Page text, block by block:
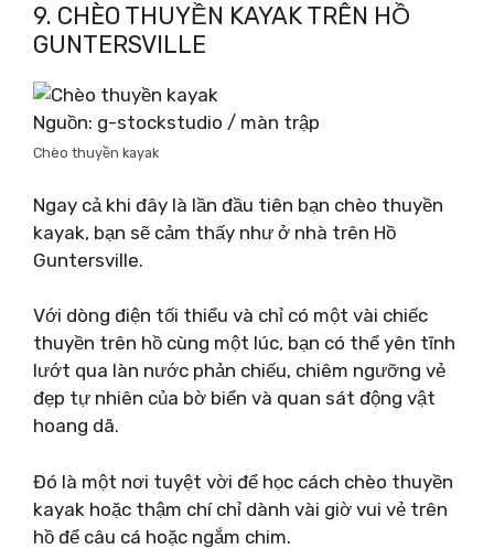
9. CHÈO THUYỀN KAYAK TRÊN HỒ
GUNTERSVILLE
Nguồn: g-stockstudio / màn trập
Chèo thuyền kayak
Ngay cả khi đây là lần đầu tiên bạn chèo thuyền
kayak, bạn sẽ cảm thấy như ở nhà trên Hồ
Guntersville.
Với dòng điện tối thiểu và chỉ có một vài chiếc
thuyền trên hồ cùng một lúc, bạn có thể yên tĩnh
lướt qua làn nước phản chiếu, chiêm ngưỡng vẻ
đẹp tự nhiên của bờ biển và quan sát động vật
hoang dã.
Đó là một nơi tuyệt vời để học cách chèo thuyền
kayak hoặc thậm chí chỉ dành vài giờ vui vẻ trên
hồ để câu cá hoặc ngắm chim.